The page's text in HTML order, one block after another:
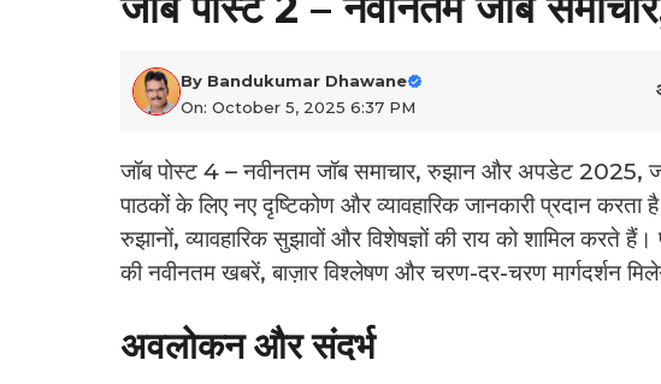
By Bandukumar Dhawane
On: October 5, 2025 6:37 PM
जॉब पोस्ट 4 – नवीनतम जॉब समाचार, रुझान और अपडेट 2025,
पाठकों के लिए नए दृष्टिकोण और व्यावहारिक जानकारी प्रदान
रुझानों, व्यावहारिक सुझावों और विशेषज्ञों की राय को शामिल करते
की नवीनतम खबरें, बाज़ार विश्लेषण और चरण-दर-चरण मार्गदर्शन
अवलोकन और संदर्भ